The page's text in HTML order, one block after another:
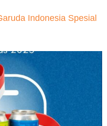
Indonesia Spesial